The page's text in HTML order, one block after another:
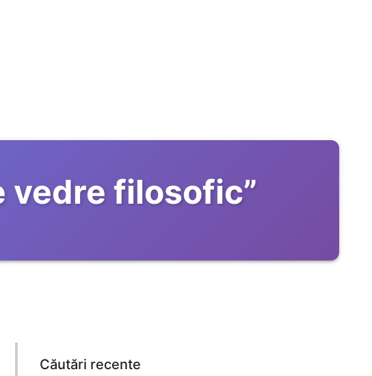
vedre filosofic”
Căutări recente